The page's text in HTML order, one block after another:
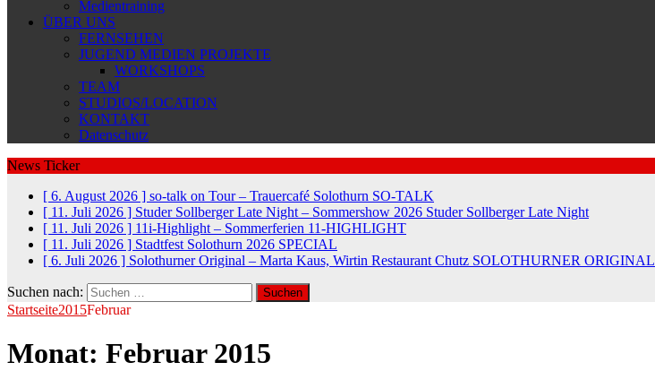
Medientraining
ÜBER UNS
FERNSEHEN
JUGEND MEDIEN PROJEKTE
WORKSHOPS
TEAM
STUDIOS/LOCATION
KONTAKT
Datenschutz
News Ticker
[ 6. August 2026 ] so-talk on Tour – Trauercafé Solothurn SO-TALK
[ 11. Juli 2026 ] Studer Sollberger Late Night – Sommershow 2026 Studer Sollberger Late Night
[ 11. Juli 2026 ] 11i-Highlight – Sommerferien 11-HIGHLIGHT
[ 11. Juli 2026 ] Stadtfest Solothurn 2026 SPECIAL
[ 6. Juli 2026 ] Solothurner Original – Marta Kaus, Wirtin Restaurant Chutz SOLOTHURNER ORIGINAL
Suchen nach:
Startseite2015Februar
Monat: Februar 2015